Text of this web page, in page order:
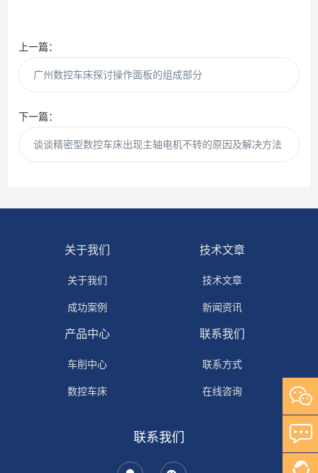
上一篇：
广州数控车床探讨操作面板的组成部分
下一篇：
谈谈精密型数控车床出现主轴电机不转的原因及解决方法
关于我们
关于我们
成功案例
技术文章
技术文章
新闻资讯
产品中心
车削中心
数控车床
联系我们
联系方式
在线咨询
联系我们